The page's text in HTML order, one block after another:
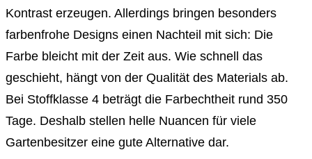
Kontrast erzeugen. Allerdings bringen besonders
farbenfrohe Designs einen Nachteil mit sich: Die
Farbe bleicht mit der Zeit aus. Wie schnell das
geschieht, hängt von der Qualität des Materials ab.
Bei Stoffklasse 4 beträgt die Farbechtheit rund 350
Tage. Deshalb stellen helle Nuancen für viele
Gartenbesitzer eine gute Alternative dar.